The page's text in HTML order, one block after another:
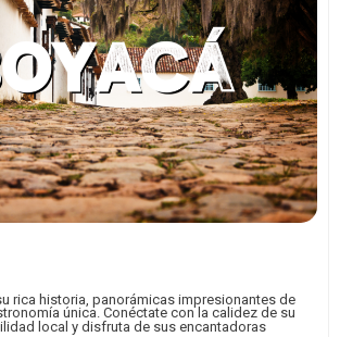
rica historia, panorámicas impresionantes de
única. Conéctate con la calidez de su
local y disfruta de sus encantadoras